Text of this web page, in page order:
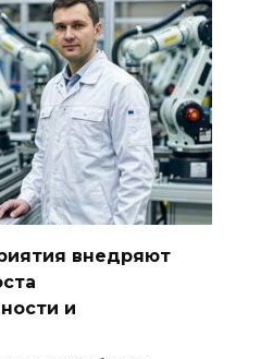
внедряют
и